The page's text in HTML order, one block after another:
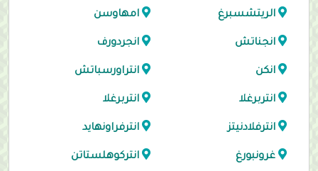
الريتشسبرغ امهاوسن
انجناتش انجردورف
انكن انتراورسباتش
انتربرغلا انتربرغلا
انترفلادنيتز انترفراونهايد
غرونبورغ انتركوهلستاتن